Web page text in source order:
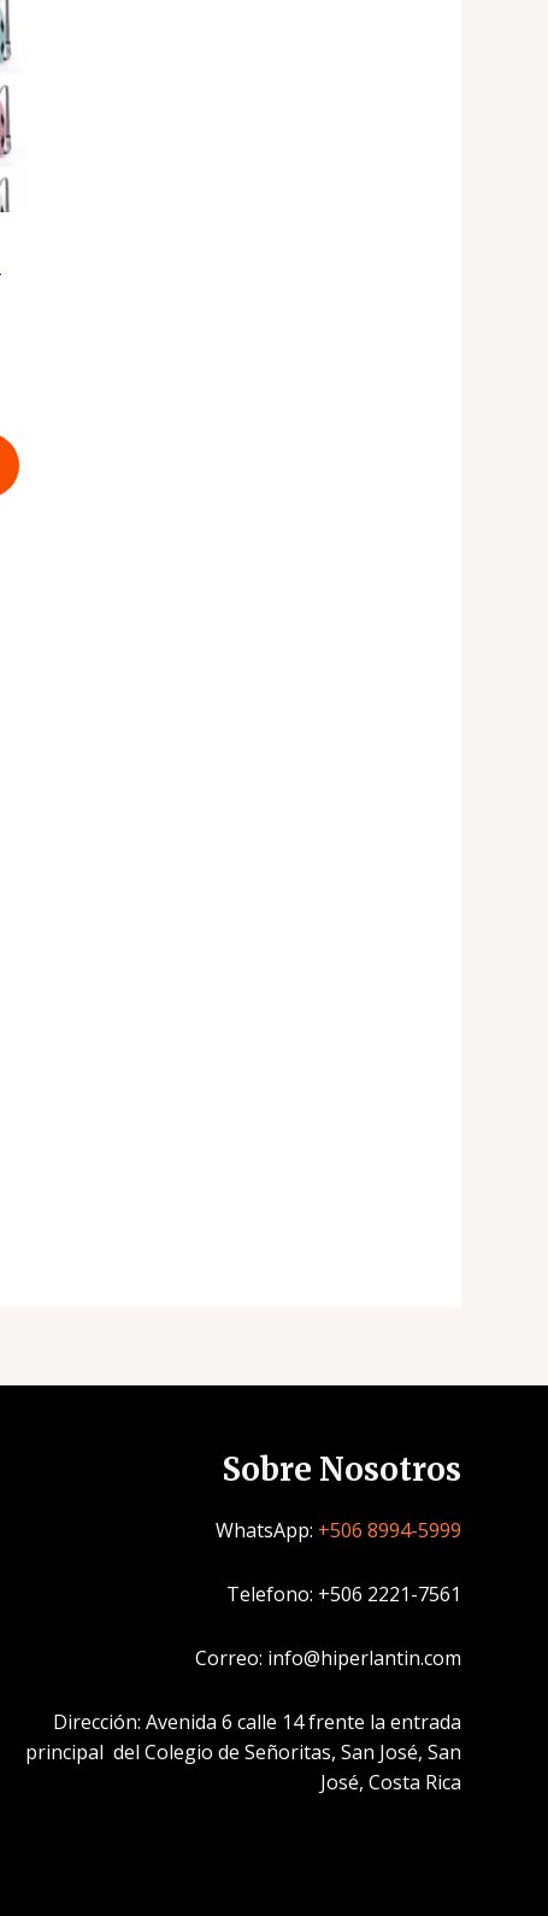
Sobre Nosotros
WhatsApp: +506 8994-5999
Telefono: +506 2221-7561
Correo: info@hiperlantin.com
Dirección: Avenida 6 calle 14 frente la entrada
principal del Colegio de Señoritas, San José, San
José, Costa Rica